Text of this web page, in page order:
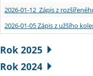
2026-01-12 Zápis z
2026-01-05 Zápis z užšího
Rok 2025
Rok 2024